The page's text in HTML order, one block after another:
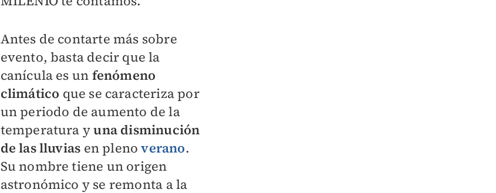
Antes de contarte más sobre
evento, basta decir que la
canícula es un fenómeno
climático que se caracteriza por
un periodo de aumento de la
temperatura yuna disminución
de las lluvias en plenoverano.
Su nombre tiene un origen
astronómico y se remonta a la